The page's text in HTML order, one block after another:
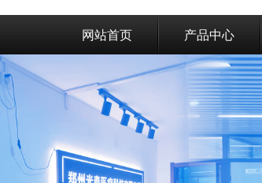
网站首页 产品中心